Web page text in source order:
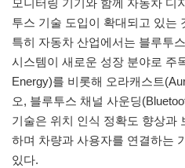
모니터링 기기와 함께 자동차 디
투스 기술 도입이 확대되고 있는
특히 자동차 산업에서는 블루투
시스템이 새로운 성장 분야로 주
Energy)를 비롯해 오라캐스트
오, 블루투스 채널 사운딩
기술은 위치 인식 정확도 향상과
하며 차량과 사용자를 연결하는
있다.